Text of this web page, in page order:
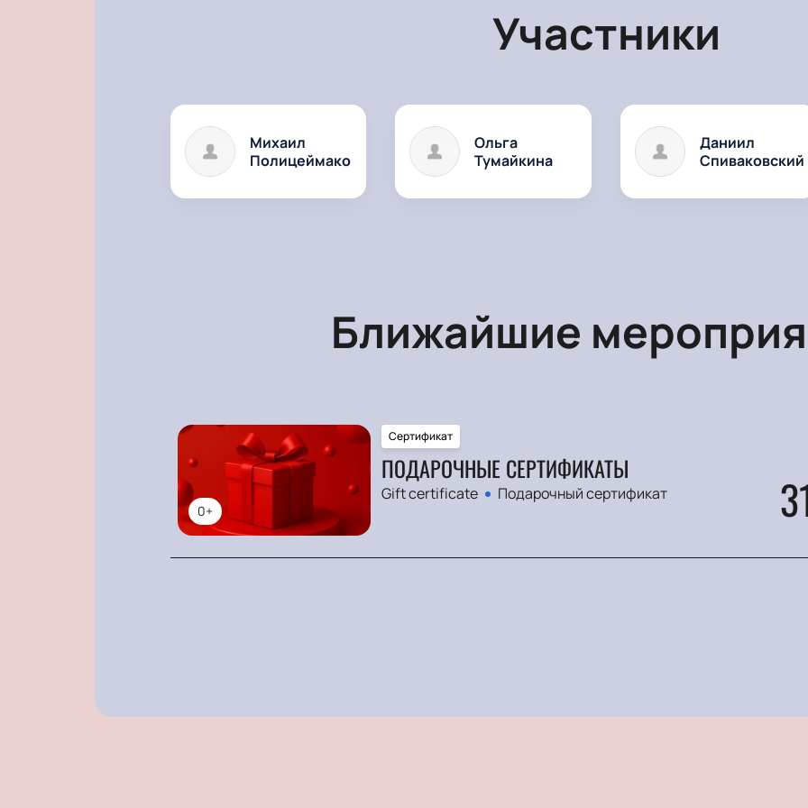
Участники
Михаил
Полицеймако
Ольга
Тумайкина
Даниил
Спиваковский
Ближайшие
0+
Сертификат
ПОДАРОЧНЫЕ СЕРТИФИКАТЫ
Gift certificate Подарочный сертификат